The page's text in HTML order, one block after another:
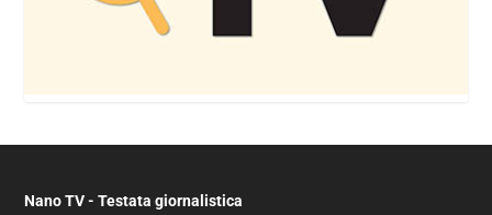
Nano TV - Testata giornalistica